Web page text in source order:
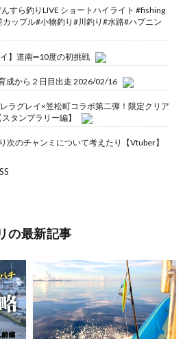
すら釣りLIVE ショートハイライト #fishing
ップル#小物釣り#川釣り#水路#ハプニン
】道南➖10度の初挑戦
成から２日目出走 2026/02/16
ラグレイ×笠松町コラボ第二弾！限定クリア
タンプラリー編】
次のチャンミについて考えたり【Vtuber】
の最新記事